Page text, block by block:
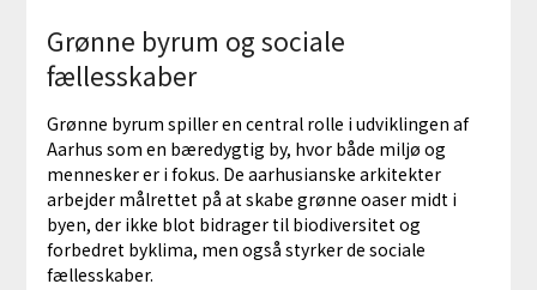
Grønne byrum og sociale
fællesskaber
Grønne byrum spiller en central rolle i udviklingen af
Aarhus som en bæredygtig by, hvor både miljø og
mennesker er i fokus. De aarhusianske arkitekter
arbejder målrettet på at skabe grønne oaser midt i
byen, der ikke blot bidrager til biodiversitet og
forbedret byklima, men også styrker de sociale
fællesskaber.